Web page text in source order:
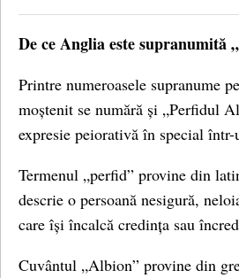
De ce Anglia este supranumită
Printre numeroasele supranume
moștenit se numără și „Perfidul
expresie peiorativă în special
Termenul „perfid” provine din
descrie o persoană nesigură,
care își încalcă credința sau
Cuvântul „Albion” provine din